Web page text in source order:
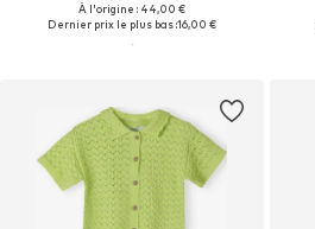
À l'origine : 44,00 €
Dernier prix le plus bas :16,00 €